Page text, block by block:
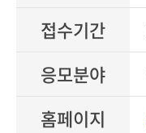
접수기간
응모분야
홈페이지